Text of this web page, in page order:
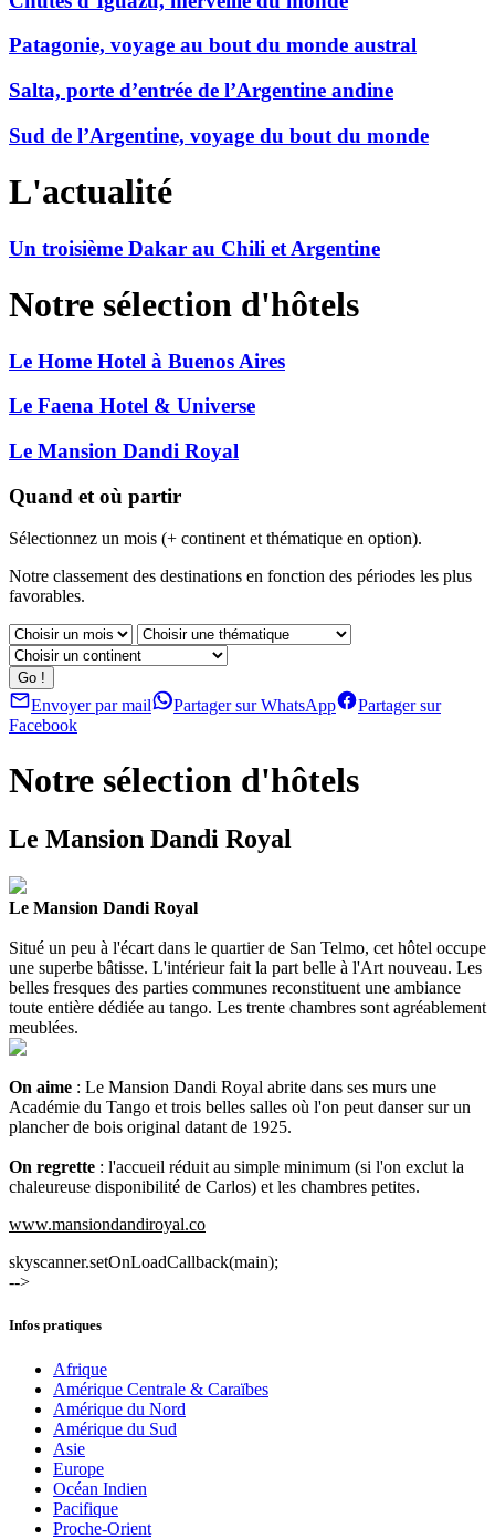
Patagonie, voyage au bout du monde austral
Salta, porte d’entrée de l’Argentine andine
Sud de l’Argentine, voyage du bout du monde
L'actualité
Un troisième Dakar au Chili et Argentine
Notre sélection d'hôtels
Le Home Hotel à Buenos Aires
Le Faena Hotel & Universe
Le Mansion Dandi Royal
Quand et où partir
Sélectionnez un mois (+ continent et thématique en option).
Notre classement des destinations en fonction des périodes les plus
favorables.
Envoyer par mail Partager sur WhatsApp
Partager sur
Facebook
Notre sélection d'hôtels
Le Mansion Dandi Royal
Le Mansion Dandi Royal
Situé un peu à l'écart dans le quartier de San Telmo, cet hôtel occupe
une superbe bâtisse. L'intérieur fait la part belle à l'Art nouveau. Les
belles fresques des parties communes reconstituent une ambiance
toute entière dédiée au tango. Les trente chambres sont agréablement
meublées.
On aime : Le Mansion Dandi Royal abrite dans ses murs une
Académie du Tango et trois belles salles où l'on peut danser sur un
plancher de bois original datant de 1925.
On regrette : l'accueil réduit au simple minimum (si l'on exclut la
chaleureuse disponibilité de Carlos) et les chambres petites.
www.mansiondandiroyal.co
skyscanner.setOnLoadCallback(main);
-->
Infos pratiques
Afrique
Amérique Centrale & Caraïbes
Amérique du Nord
Amérique du Sud
Asie
Europe
Océan Indien
Pacifique
Proche-Orient